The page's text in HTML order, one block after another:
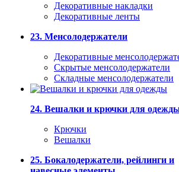
Декоративные накладки
Декоративные ленты
23. Менсолодержатели
Декоративные
Скрытые менсолодержатели
Складные менсолодержатели
24. Вешалки и крючки для
Крючки
Вешалки
25. Бокалодержатели, рейлинги и